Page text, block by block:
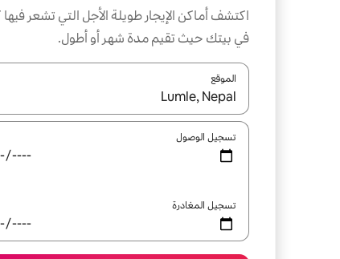
اكتشف أماكن الإيجار طويلة الأجل التي تشعر
في بيتك حيث تقيم مدة شهر أو أطول.
الموقع
عند توفر النتائج، انتقل باستخدام السهمين
تسجيل الوصول
تسجيل المغادرة